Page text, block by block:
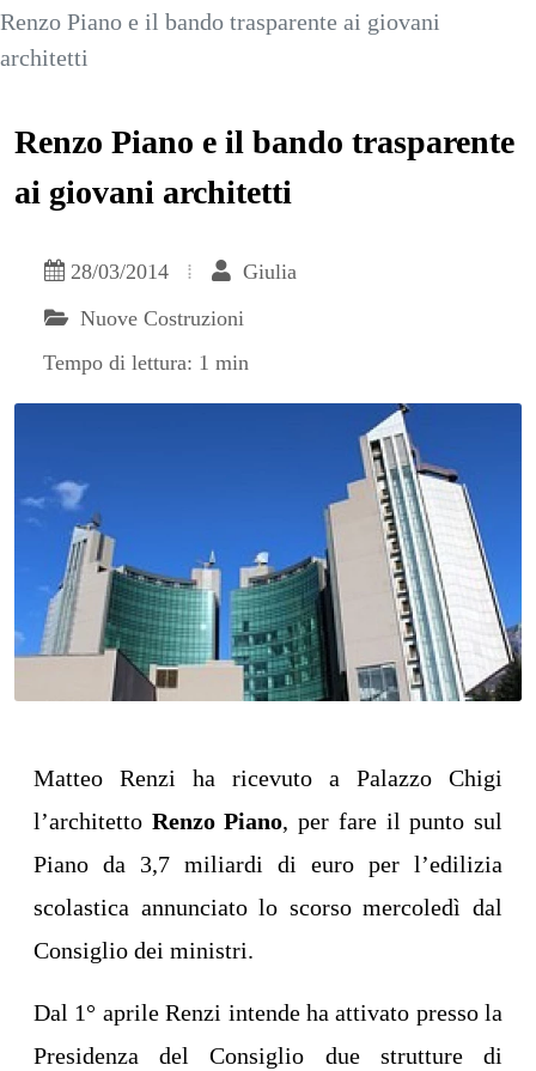
Renzo Piano e il bando trasparente ai giovani
architetti
Renzo Piano e il bando trasparente
ai giovani architetti
28/03/2014
Giulia
Nuove Costruzioni
Tempo di lettura: 1 min
Matteo Renzi ha ricevuto a Palazzo Chigi
l’architetto Renzo Piano, per fare il punto sul
Piano da 3,7 miliardi di euro per l’edilizia
scolastica annunciato lo scorso mercoledì dal
Consiglio dei ministri.
Dal 1° aprile Renzi intende ha attivato presso la
Presidenza del Consiglio due strutture di